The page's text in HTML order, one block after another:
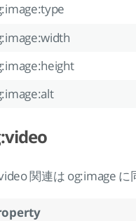
関連は og:image に